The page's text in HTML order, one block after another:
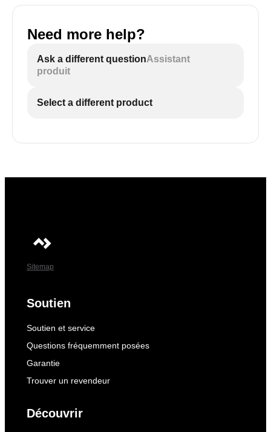
Need more help?
Ask a different questionAssistant
produit
Select a different product
Sitemap
Soutien
Soutien et service
Questions fréquemment posées
Garantie
Trouver un revendeur
Découvrir